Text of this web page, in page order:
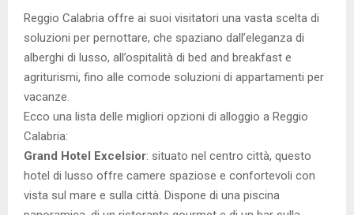
Reggio Calabria offre ai suoi visitatori una vasta scelta di
soluzioni per pernottare, che spaziano dall’eleganza di
alberghi di lusso, all’ospitalità di bed and breakfast e
agriturismi, fino alle comode soluzioni di appartamenti per
vacanze.
Ecco una lista delle migliori opzioni di alloggio a Reggio
Calabria:
Grand Hotel Excelsior: situato nel centro città, questo
hotel di lusso offre camere spaziose e confortevoli con
vista sul mare e sulla città. Dispone di una piscina